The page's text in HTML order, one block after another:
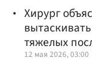
Хирург
тяжелых
12 мая 2026, 03:00